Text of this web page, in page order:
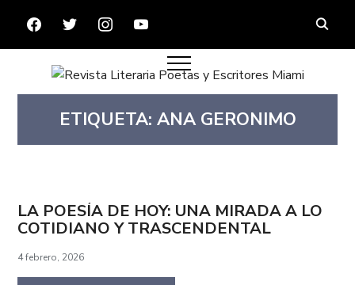
FACEBOOKTWITTERINSTAGRAMYOUTUBE
ETIQUETA: ANA GERONIMO
LA POESÍA DE HOY: UNA MIRADA A LO
COTIDIANO Y TRASCENDENTAL
4 febrero, 2026